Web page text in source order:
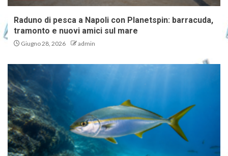
Raduno di pesca a Napoli con Planetspin: barracuda,
tramonto e nuovi amici sul mare
Giugno 28, 2026 admin